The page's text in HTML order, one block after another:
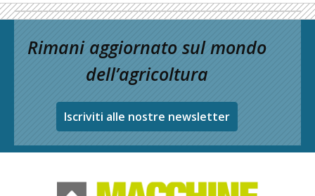
Rimani aggiornato sul mondo
dell’agricoltura
Iscriviti alle nostre newsletter